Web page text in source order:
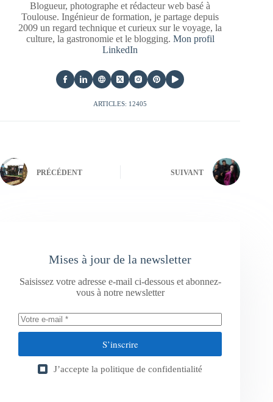
Blogueur, photographe et rédacteur web basé à
Toulouse. Ingénieur de formation, je partage depuis
2009 un regard technique et curieux sur le voyage, la
culture, la gastronomie et le blogging. Mon profil
LinkedIn
ARTICLES: 12405
PRÉCÉDENT SUIVANT
Mises à jour de la newsletter
Saisissez votre adresse e-mail ci-dessous et abonnez-
vous à notre newsletter
S’inscrire
J’accepte la politique de confidentialité